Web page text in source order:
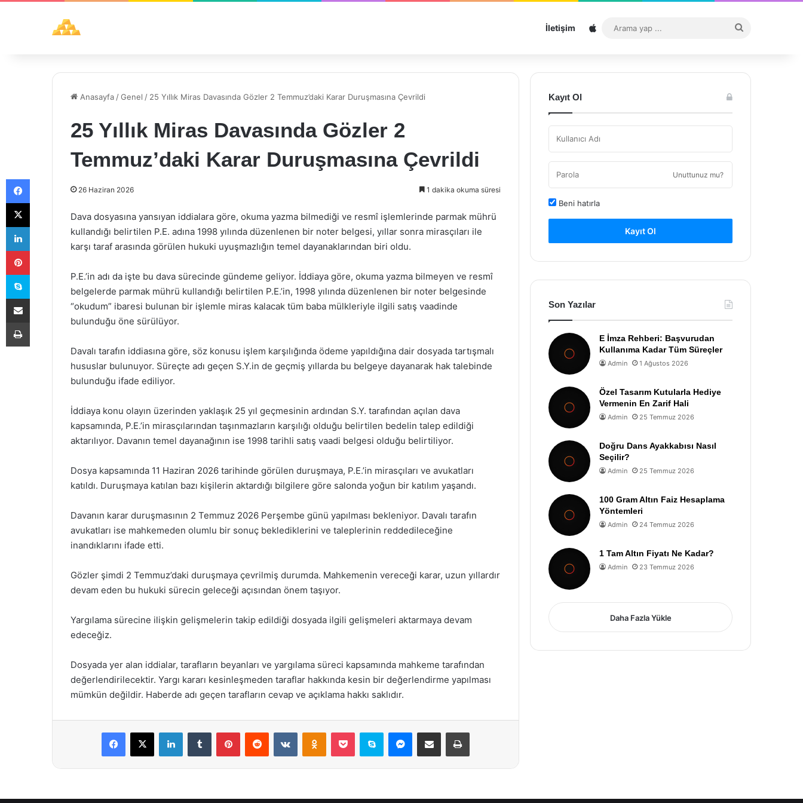
İletişim Sitemap
...
Anasayfa /Genel / 25 Yıllık Miras Davasında Gözler 2 Temmuz’daki Karar Duruşmasına Çevrildi
25 Yıllık Miras Davasında Gözler 2
Temmuz’daki Karar Duruşmasına Çevrildi
26 Haziran 2026 1 dakika okuma süresi
Dava dosyasına yansıyan iddialara göre, okuma yazma bilmediği ve resmî işlemlerinde parmak mührü
kullandığı belirtilen P.E. adına 1998 yılında düzenlenen bir noter belgesi, yıllar sonra mirasçıları ile
karşı taraf arasında görülen hukuki uyuşmazlığın temel dayanaklarından biri oldu.
P.E.’in adı da işte bu dava sürecinde gündeme geliyor. İddiaya göre, okuma yazma bilmeyen ve resmî
belgelerde parmak mührü kullandığı belirtilen P.E.’in, 1998 yılında düzenlenen bir noter belgesinde
“okudum” ibaresi bulunan bir işlemle miras kalacak tüm baba mülkleriyle ilgili satış vaadinde
bulunduğu öne sürülüyor.
Davalı tarafın iddiasına göre, söz konusu işlem karşılığında ödeme yapıldığına dair dosyada tartışmalı
hususlar bulunuyor. Süreçte adı geçen S.Y.in de geçmiş yıllarda bu belgeye dayanarak hak talebinde
bulunduğu ifade ediliyor.
İddiaya konu olayın üzerinden yaklaşık 25 yıl geçmesinin ardından S.Y. tarafından açılan dava
kapsamında, P.E.’in mirasçılarından taşınmazların karşılığı olduğu belirtilen bedelin talep edildiği
aktarılıyor. Davanın temel dayanağının ise 1998 tarihli satış vaadi belgesi olduğu belirtiliyor.
Dosya kapsamında 11 Haziran 2026 tarihinde görülen duruşmaya, P.E.’in mirasçıları ve avukatları
katıldı. Duruşmaya katılan bazı kişilerin aktardığı bilgilere göre salonda yoğun bir katılım yaşandı.
Davanın karar duruşmasının 2 Temmuz 2026 Perşembe günü yapılması bekleniyor. Davalı tarafın
avukatları ise mahkemeden olumlu bir sonuç beklediklerini ve taleplerinin reddedileceğine
inandıklarını ifade etti.
Gözler şimdi 2 Temmuz’daki duruşmaya çevrilmiş durumda. Mahkemenin vereceği karar, uzun yıllardır
devam eden bu hukuki sürecin geleceği açısından önem taşıyor.
Yargılama sürecine ilişkin gelişmelerin takip edildiği dosyada ilgili gelişmeleri aktarmaya devam
edeceğiz.
Dosyada yer alan iddialar, tarafların beyanları ve yargılama süreci kapsamında mahkeme tarafından
değerlendirilecektir. Yargı kararı kesinleşmeden taraflar hakkında kesin bir değerlendirme yapılması
mümkün değildir. Haberde adı geçen tarafların cevap ve açıklama hakkı saklıdır.
Facebook
X LinkedInTumblr PinterestReddit VKontakteOdnoklassniki
Pocket Skype Messenger
E-Posta ile paylaş Yazdır
Kayıt Ol
Unuttunuz mu?
Beni hatırla
Kayıt Ol
Son Yazılar
E İmza Rehberi: Başvurudan
Kullanıma Kadar Tüm Süreçler
Admin 1 Ağustos 2026
Özel Tasarım Kutularla Hediye
Vermenin En Zarif Hali
Admin 25 Temmuz 2026
Doğru Dans Ayakkabısı Nasıl
Seçilir?
Admin 25 Temmuz 2026
100 Gram Altın Faiz Hesaplama
Yöntemleri
Admin 24 Temmuz 2026
1 Tam Altın Fiyatı Ne Kadar?
Admin 23 Temmuz 2026
Daha Fazla Yükle
Facebook
X
LinkedIn
Pinterest
Skype
E-Posta ile paylaş